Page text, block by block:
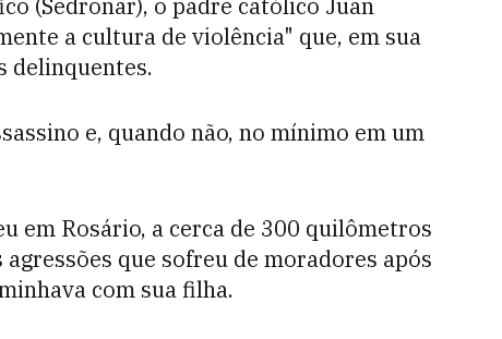
(Sedronar), o padre católico Juan
a cultura de violência" que, em sua
delinquentes.
e, quando não, no mínimo em um
em Rosário, a cerca de 300 quilômetros
que sofreu de moradores após
com sua filha.